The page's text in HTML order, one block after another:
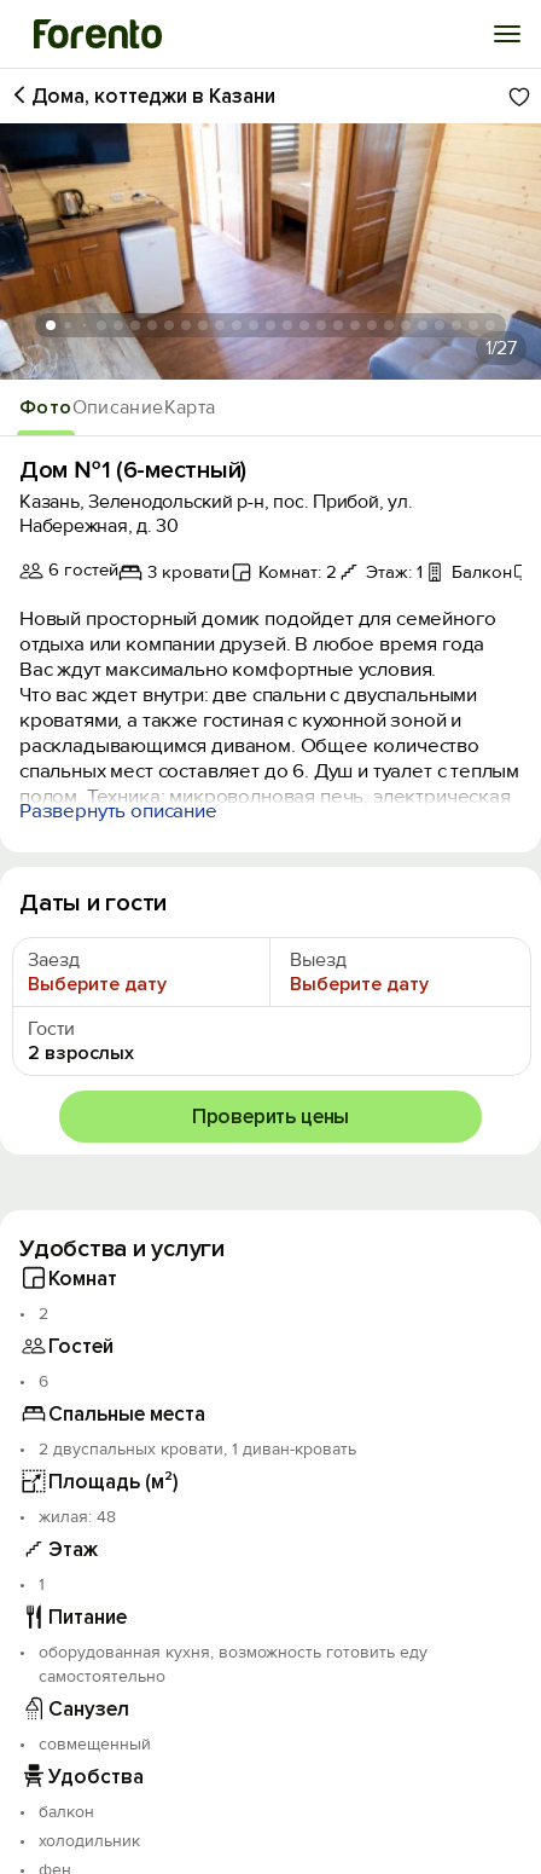
Войти
Избранное
История просмотра
Добавить свой объект
ФотоОписаниеКарта
Дома, коттеджи в Казани
1/27
Дом №1 (6-местный)
Казань, Зеленодольский р-н, пос. Прибой, ул.
Набережная, д. 30
6 гостей 3 кровати Комнат: 2 Этаж: 1 Балкон
Новый просторный домик подойдет для семейного
отдыха или компании друзей. В любое время года
Вас ждут максимально комфортные условия.
Что вас ждет внутри: две спальни с двуспальными
кроватями, а также гостиная с кухонной зоной и
раскладывающимся диваном. Общее количество
спальных мест составляет до 6. Душ и туалет с теплым
полом. Техника: микроволновая печь, электрическая
плита, чайник, Smart TV, холодильник. Просторная
Развернуть описание
Даты и гости
Заезд
Выберите дату
Выезд
Выберите дату
Гости
2 взрослых
Проверить цены
Удобства и услуги
Комнат
2
Гостей
6
Спальные места
2 двуспальных кровати, 1 диван-кровать
Площадь (м²)
жилая: 48
Этаж
1
Питание
оборудованная кухня, возможность готовить еду
самостоятельно
Санузел
совмещенный
Удобства
балкон
холодильник
фен